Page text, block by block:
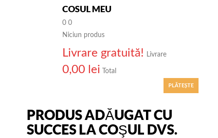
COSUL MEU
0 0
Niciun produs
Livrare gratuită! Livrare
0,00 lei Total
PLĂTEŞTE
PRODUS ADĂUGAT CU
SUCCES LA COŞUL DVS.